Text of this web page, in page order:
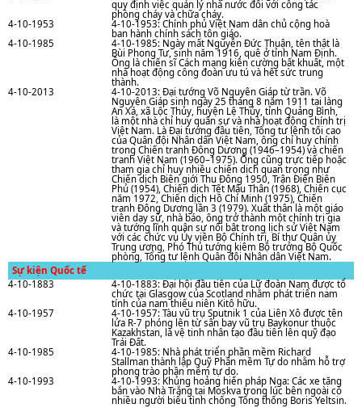
quy định việc quản lý nhà nước đối với công tác
phòng cháy và chữa cháy.
4-10-1953
4-10-1953: Chính phủ Việt Nam dân chủ cộng hoà
ban hành chính sách tôn giáo.
4-10-1985
4-10-1985: Ngày mất Nguyễn Đức Thuận, tên thật là
Bùi Phong Tư, sinh năm 1916, quê ở tỉnh Nam Định.
Ông là chiến sĩ Cách mạng kiên cường bất khuất, một
nhà hoạt động công đoàn ưu tú và hết sức trung
thành.
4-10-2013
4-10-2013: Đại tướng Võ Nguyên Giáp từ trần. Võ
Nguyên Giáp sinh ngày 25 tháng 8 năm 1911 tại làng
An Xá, xã Lộc Thủy, huyện Lệ Thủy, tỉnh Quảng Bình,
là một nhà chỉ huy quân sự và nhà hoạt động chính trị
Việt Nam. Là Đại tướng đầu tiên, Tổng tư lệnh tối cao
của Quân đội Nhân dân Việt Nam, ông chỉ huy chính
trong Chiến tranh Đông Dương (1946–1954) và chiến
tranh Việt Nam (1960–1975). Ông cũng trực tiếp hoặc
tham gia chỉ huy nhiều chiến dịch quan trọng như
Chiến dịch Biên giới Thu Đông 1950, Trận Điện Biên
Phủ (1954), Chiến dịch Tết Mậu Thân (1968), Chiến cục
năm 1972, Chiến dịch Hồ Chí Minh (1975), Chiến
tranh Đông Dương lần 3 (1979). Xuất thân là một giáo
viên dạy sử, nhà báo, ông trở thành một chính trị gia
và tướng lĩnh quân sự nổi bật trong lịch sử Việt Nam
với các chức vụ Ủy viên Bộ Chính trị, Bí thư Quân ủy
Trung ương, Phó Thủ tướng kiêm Bộ trưởng Bộ Quốc
phòng, Tổng tư lệnh Quân đội Nhân dân Việt Nam.
Sự kiện Quốc tế
4-10-1883
4-10-1883: Đại hội đầu tiên của Lữ đoàn Nam được tổ
chức tại Glasgow của Scotland nhằm phát triển nam
tính của nam thiếu niên Kitô hữu.
4-10-1957
4-10-1957: Tàu vũ trụ Sputnik 1 của Liên Xô được tên
lửa R-7 phóng lên từ sân bay vũ trụ Baykonur thuộc
Kazakhstan, là vệ tinh nhân tạo đầu tiên lên quỹ đạo
Trái Đất.
4-10-1985
4-10-1985: Nhà phát triển phần mềm Richard
Stallman thành lập Quỹ Phần mềm Tự do nhằm hỗ trợ
phong trào phần mềm tự do.
4-10-1993
4-10-1993: Khủng hoảng hiến pháp Nga: Các xe tăng
bắn vào Nhà Trắng tại Moskva trong lúc bên ngoài có
nhiều người biểu tình chống Tổng thống Boris Yeltsin.